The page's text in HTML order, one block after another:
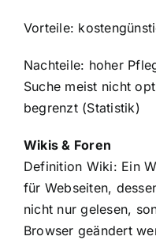
Vorteile:
Nachteile: hoher
Suche meist nicht
begrenzt (Statistik)
Wikis & Foren
Definition Wiki: Ein
für Webseiten,
nicht nur gelesen,
Browser geändert